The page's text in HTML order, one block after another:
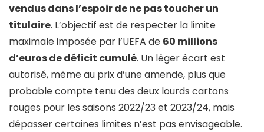
vendus dans l’espoir de ne pas toucher un
titulaire. L’objectif est de respecter la limite
maximale imposée par l’UEFA de 60 millions
d’euros de déficit cumulé. Un léger écart est
autorisé, même au prix d’une amende, plus que
probable compte tenu des deux lourds cartons
rouges pour les saisons 2022/23 et 2023/24, mais
dépasser certaines limites n’est pas envisageable.